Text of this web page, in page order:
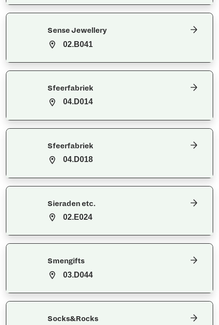
Sense Jewellery
02.B041
Sfeerfabriek
04.D014
Sfeerfabriek
04.D018
Sieraden etc.
02.E024
Smengifts
03.D044
Socks&Rocks